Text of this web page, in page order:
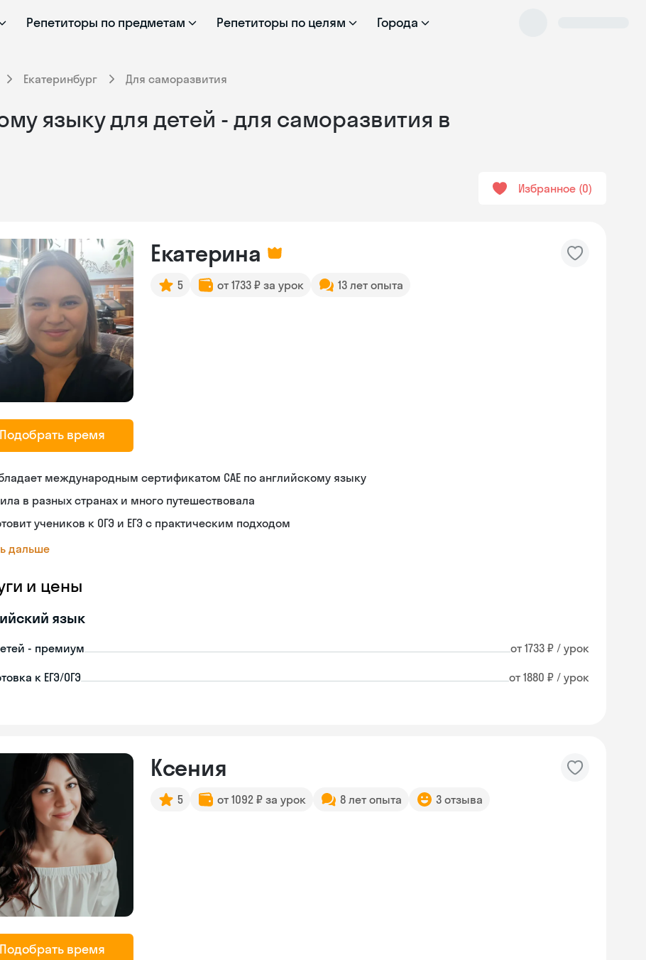
Репетиторы по предметам Репетиторы по целям Города
Екатеринбург Для саморазвития
языку для детей - для саморазвития в
Избранное 0
Подобрать время
Екатерина
5 от 1733 ₽ за урок 13 лет опыта
международным сертификатом CAE по английскому языку
в разных странах и много путешествовала
учеников к ОГЭ и ЕГЭ с практическим подходом
дальше
и цены
язык
- премиум от 1733 ₽ / урок
к ЕГЭ/ОГЭ от 1880 ₽ / урок
Подобрать время
Ксения
5 от 1092 ₽ за урок 8 лет опыта 3 отзыва